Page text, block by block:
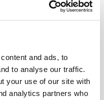
and ads, to
to analyse our traffic.
your use of our site with
analytics partners who